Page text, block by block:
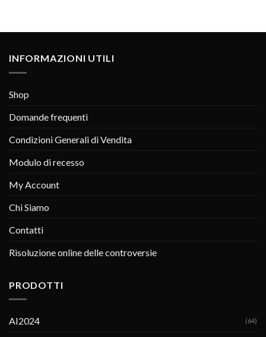
INFORMAZIONI UTILI
Shop
Domande frequenti
Condizioni Generali di Vendita
Modulo di recesso
My Account
Chi Siamo
Contatti
Risoluzione online delle controversie
PRODOTTI
AI2024 (64)